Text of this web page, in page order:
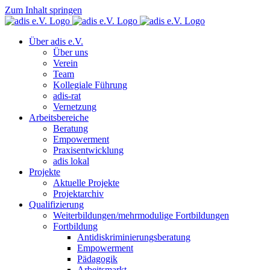
Zum Inhalt springen
Über adis e.V.
Über uns
Verein
Team
Kollegiale Führung
adis-rat
Vernetzung
Arbeitsbereiche
Beratung
Empowerment
Praxisentwicklung
adis lokal
Projekte
Aktuelle Projekte
Projektarchiv
Qualifizierung
Weiterbildungen/mehrmodulige Fortbildungen
Fortbildung
Antidiskriminierungsberatung
Empowerment
Pädagogik